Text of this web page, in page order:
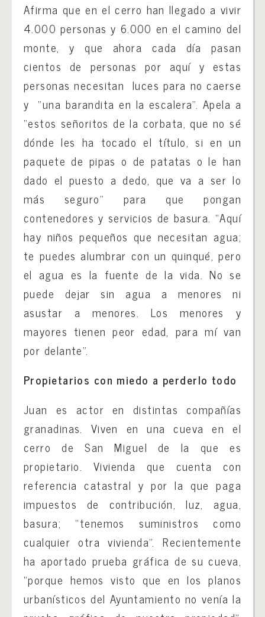
Afirma que en el cerro han llegado a vivir
4.000 personas y 6.000 en el camino del
monte, y que ahora cada día pasan
cientos de personas por aquí y estas
personas necesitan luces para no caerse
y “una barandita en la escalera”. Apela a
“estos señoritos de la corbata, que no sé
dónde les ha tocado el título, si en un
paquete de pipas o de patatas o le han
dado el puesto a dedo, que va a ser lo
más seguro” para que pongan
contenedores y servicios de basura. “Aquí
hay niños pequeños que necesitan agua;
te puedes alumbrar con un quinqué, pero
el agua es la fuente de la vida. No se
puede dejar sin agua a menores ni
asustar a menores. Los menores y
mayores tienen peor edad, para mí van
por delante”.
Propietarios con miedo a perderlo todo
Juan es actor en distintas compañías
granadinas. Viven en una cueva en el
cerro de San Miguel de la que es
propietario. Vivienda que cuenta con
referencia catastral y por la que paga
impuestos de contribución, luz, agua,
basura; “tenemos suministros como
cualquier otra vivienda”. Recientemente
ha aportado prueba gráfica de su cueva,
“porque hemos visto que en los planos
urbanísticos del Ayuntamiento no venía la